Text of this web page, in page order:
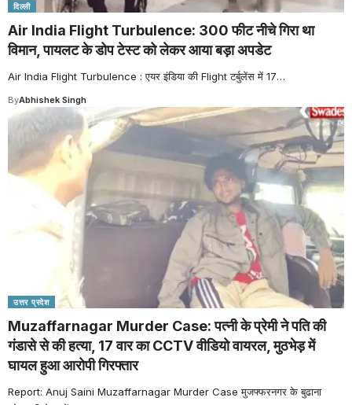
दिल्ली
Air India Flight Turbulence: 300 फीट नीचे गिरा था
विमान, पायलट के डोप टेस्ट को लेकर आया बड़ा अपडेट
Air India Flight Turbulence : एयर इंडिया की Flight टर्बुलेंस में 17…
ByAbhishek Singh
उत्तर प्रदेश
Muzaffarnagar Murder Case: पत्नी के प्रेमी ने पति की
गंडासे से की हत्या, 17 वार का CCTV वीडियो वायरल, मुठभेड़ में
घायल हुआ आरोपी गिरफ्तार
Report: Anuj Saini Muzaffarnagar Murder Case मुजफ्फरनगर के बुढाना